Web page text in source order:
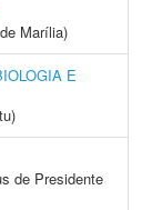
Marília)
E
de Presidente